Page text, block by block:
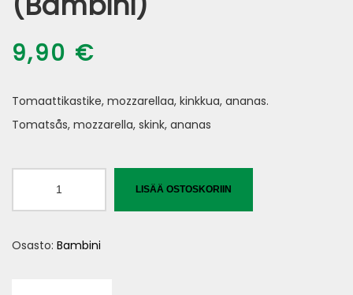
9,90 €
Tomaattikastike, mozzarellaa, kinkkua, ananas.
Tomatsås, mozzarella, skink, ananas
määrä
LISÄÄ OSTOSKORIIN
Osasto: Bambini